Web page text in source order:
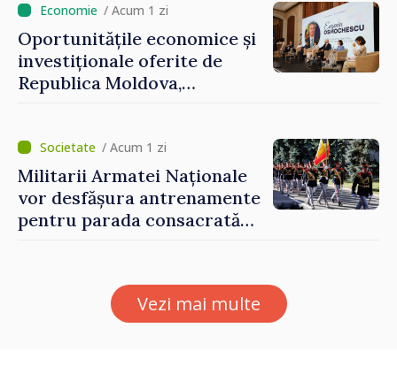
/ Acum 1 zi
Oportunitățile economice și
investiționale oferite de
Republica Moldova,
Forumul Diasporei
/ Acum 1 zi
Militarii Armatei Naționale
vor desfășura antrenamente
pentru parada consacrată
Vezi mai multe